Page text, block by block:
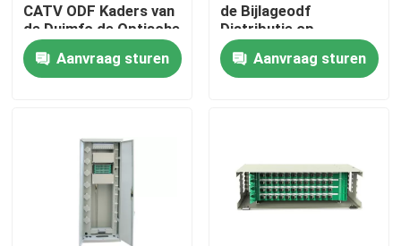
Kwaliteitscontrole
Nieuws
Optische vezel patch panel & behuizing
de kabels van het vezelflard
CATV ODF Kaders van
de Duimfc de Optische
Distributie
Aanvraag sturen
de Bijlageodf
Distributie op
Aanvraag sturen